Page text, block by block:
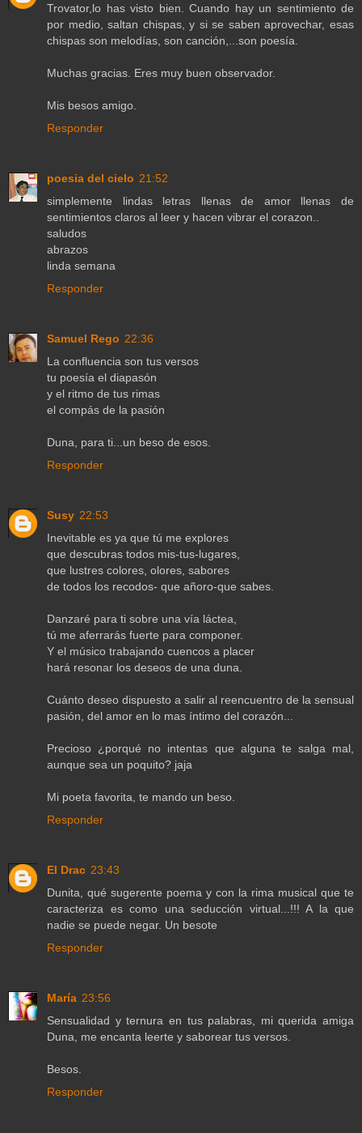
Trovator,lo has visto bien. Cuando hay un sentimiento de
por medio, saltan chispas, y si se saben aprovechar, esas
chispas son melodías, son canción,...son poesía.
Muchas gracias. Eres muy buen observador.
Mis besos amigo.
Responder
poesia del cielo 21:52
simplemente lindas letras llenas de amor llenas de
sentimientos claros al leer y hacen vibrar el corazon..
saludos
abrazos
linda semana
Responder
Samuel Rego 22:36
La confluencia son tus versos
tu poesía el diapasón
y el ritmo de tus rimas
el compás de la pasión
Duna, para ti...un beso de esos.
Responder
Susy 22:53
Inevitable es ya que tú me explores
que descubras todos mis-tus-lugares,
que lustres colores, olores, sabores
de todos los recodos- que añoro-que sabes.
Danzaré para ti sobre una vía láctea,
tú me aferrarás fuerte para componer.
Y el músico trabajando cuencos a placer
hará resonar los deseos de una duna.
Cuánto deseo dispuesto a salir al reencuentro de la sensual
pasión, del amor en lo mas íntimo del corazón...
Precioso ¿porqué no intentas que alguna te salga mal,
aunque sea un poquito? jaja
Mi poeta favorita, te mando un beso.
Responder
El Drac 23:43
Dunita, qué sugerente poema y con la rima musical que te
caracteriza es como una seducción virtual...!!! A la que
nadie se puede negar. Un besote
Responder
María 23:56
Sensualidad y ternura en tus palabras, mi querida amiga
Duna, me encanta leerte y saborear tus versos.
Besos.
Responder